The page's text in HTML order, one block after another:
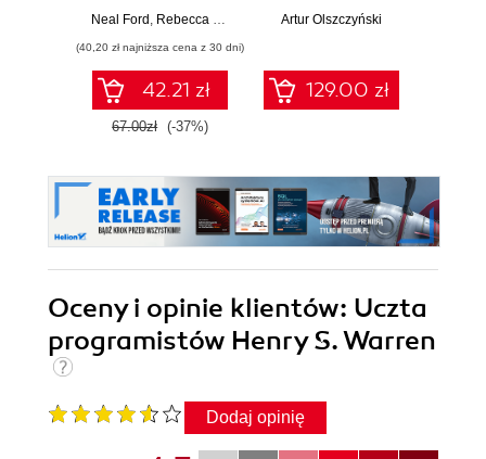
wsparcie zmian.
Neal Ford Rebecca Parsons Patrick Kua,Pramod Sadalage
(40,20 zł najniższa cena z 30 dni)
42.21 zł
67.00zł (-37%)
systemów w teorii i
Artur Olszczyński
129.00 zł
Oceny i opinie klientów: Uczta
programistów Henry S. Warren
Dodaj opinię